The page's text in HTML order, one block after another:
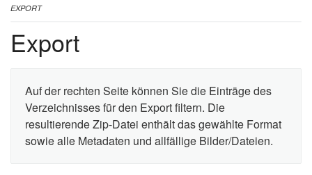
EXPORT
Export
Auf der rechten Seite können Sie die Einträge des
Verzeichnisses für den Export filtern. Die
resultierende Zip-Datei enthält das gewählte Format
sowie alle Metadaten und allfällige Bilder/Dateien.